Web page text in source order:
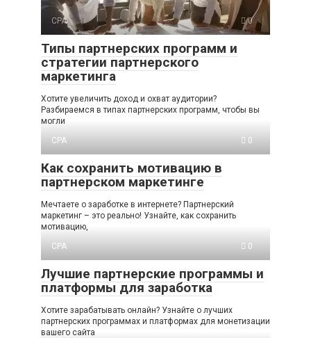
CPA 0
Типы партнерских программ и
стратегии партнерского
маркетинга
Хотите увеличить доход и охват аудитории?
Разбираемся в типах партнерских программ, чтобы вы
могли
CPA
0
Как сохранить мотивацию в
партнерском маркетинге
Мечтаете о заработке в интернете? Партнерский
маркетинг – это реально! Узнайте, как сохранить
мотивацию,
CPA
0
Лучшие партнерские программы и
платформы для заработка
Хотите зарабатывать онлайн? Узнайте о лучших
партнерских программах и платформах для монетизации
вашего сайта